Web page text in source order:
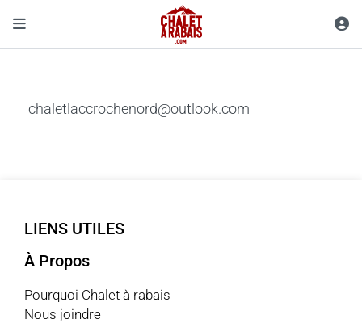
chaletlaccrochenord@outlook.com
LIENS UTILES
À Propos
Pourquoi Chalet à rabais
Nous joindre